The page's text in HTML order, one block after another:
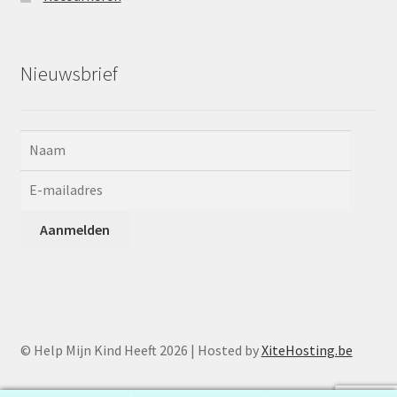
Nieuwsbrief
© Help Mijn Kind Heeft 2026 | Hosted byXiteHosting.be